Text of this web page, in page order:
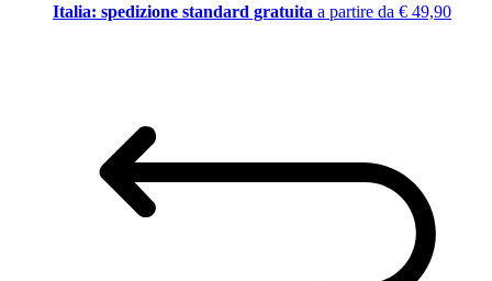
Italia: spedizione standard gratuita a partire da € 49,90